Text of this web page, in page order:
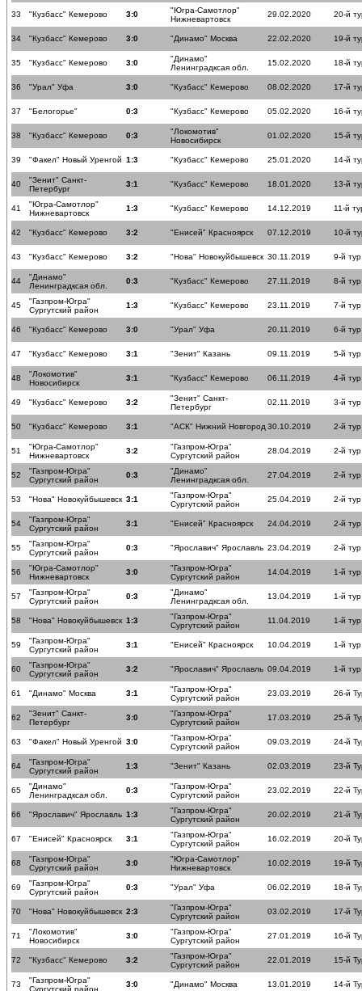
33 "Кузбасс" Кемерово 3:0
"Югра-Самотлор"
Нижневартовск
29.02.2020 20-й
34 "Кузбасс" Кемерово 3:0 "Динамо" Москва 22.02.2020 19-й
35 "Кузбасс" Кемерово 3:0
"Динамо"
Ленинградксая обл.
15.02.2020 18-й
36 "Урал" Уфа 3:0 "Кузбасс" Кемерово 08.02.2020 17-й
37 "Белогорье" 0:3 "Кузбасс" Кемерово 05.02.2020 16-й
38 "Кузбасс" Кемерово 0:3
"Локомотив"
Новосибирск
01.02.2020 15-й
39 "Факел" Новый Уренгой 1:3 "Кузбасс" Кемерово 25.01.2020 14-й
40
"Зенит" Санкт-
Петербург
3:1 "Кузбасс" Кемерово 18.01.2020 13-й
41
"Югра-Самотлор"
Нижневартовск
1:3 "Кузбасс" Кемерово 14.12.2019 11-й
42 "Кузбасс" Кемерово 3:2 "Енисей" Красноярск 07.12.2019 10-й
43 "Кузбасс" Кемерово 3:2 "Нова" Новокуйбышевск 30.11.2019 9-й тур
44
"Динамо"
Ленинградксая обл.
0:3 "Кузбасс" Кемерово 27.11.2019 8-й тур
45
"Газпром-Югра"
Сургутский район
1:3 "Кузбасс" Кемерово 23.11.2019 7-й тур
46 "Кузбасс" Кемерово 3:0 "Урал" Уфа 20.11.2019 6-й тур
47 "Кузбасс" Кемерово 3:1 "Зенит" Казань 09.11.2019 5-й тур
48
"Локомотив"
Новосибирск
3:1 "Кузбасс" Кемерово 06.11.2019 4-й тур
49 "Кузбасс" Кемерово 3:2
"Зенит" Санкт-
Петербург
02.11.2019 3-й тур
50 "Кузбасс" Кемерово 3:1 "АСК" Нижний Новгород 30.10.2019 2-й тур
51
"Югра-Самотлор"
Нижневартовск
3:2
"Газпром-Югра"
Сургутский район
28.04.2019 2-й
52
"Газпром-Югра"
Сургутский район
0:3
"Динамо"
Ленинградксая обл.
27.04.2019 2-й
53 "Нова" Новокуйбышевск 3:1
"Газпром-Югра"
Сургутский район
25.04.2019 2-й
54
"Газпром-Югра"
Сургутский район
3:1 "Енисей" Красноярск 24.04.2019 2-й
55
"Газпром-Югра"
Сургутский район
0:3 "Ярославич" Ярославль 23.04.2019 2-й
56
"Югра-Самотлор"
Нижневартовск
3:0
"Газпром-Югра"
Сургутский район
14.04.2019 1-й
57
"Газпром-Югра"
Сургутский район
0:3
"Динамо"
Ленинградксая обл.
13.04.2019 1-й
58 "Нова" Новокуйбышевск 1:3
"Газпром-Югра"
Сургутский район
11.04.2019 1-й
59
"Газпром-Югра"
Сургутский район
3:1 "Енисей" Красноярск 10.04.2019 1-й
60
"Газпром-Югра"
Сургутский район
3:2 "Ярославич" Ярославль 09.04.2019 1-й
61 "Динамо" Москва 3:1
"Газпром-Югра"
Сургутский район
23.03.2019 26-й
62
"Зенит" Санкт-
Петербург
3:0
"Газпром-Югра"
Сургутский район
17.03.2019 25-й
63 "Факел" Новый Уренгой 3:0
"Газпром-Югра"
Сургутский район
09.03.2019 24-й
64
"Газпром-Югра"
Сургутский район
1:3 "Зенит" Казань 02.03.2019 23-й
65
"Динамо"
Ленинградксая обл.
0:3
"Газпром-Югра"
Сургутский район
23.02.2019 22-й
66 "Ярославич" Ярославль 1:3
"Газпром-Югра"
Сургутский район
20.02.2019 21-й
67 "Енисей" Красноярск 3:1
"Газпром-Югра"
Сургутский район
16.02.2019 20-й
68
"Газпром-Югра"
Сургутский район
3:0
"Югра-Самотлор"
Нижневартовск
10.02.2019 19-й
69
"Газпром-Югра"
Сургутский район
0:3 "Урал" Уфа 06.02.2019 18-й
70 "Нова" Новокуйбышевск 2:3
"Газпром-Югра"
Сургутский район
03.02.2019 17-й
71
"Локомотив"
Новосибирск
3:0
"Газпром-Югра"
Сургутский район
27.01.2019 16-й
72 "Кузбасс" Кемерово 3:2
"Газпром-Югра"
Сургутский район
22.01.2019 15-й
73
"Газпром-Югра"
Сургутский район
3:0 "Динамо" Москва 13.01.2019 14-й